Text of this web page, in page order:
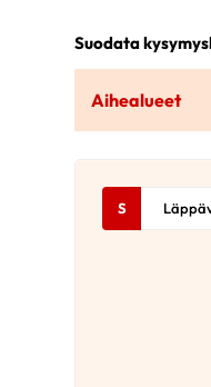
Suodata
Aihealueet
S